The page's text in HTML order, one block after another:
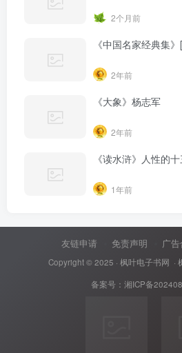
2个月前
《中国名家经典集
2年前
《大象》杨志军
2年前
《读水浒》人性的
1年前
友链申请 免责声明 广
Copyright © 2025 · 枫叶电子书网 ·
备案号： 湘ICP备